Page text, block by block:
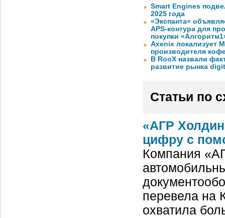
Smart Engines
2025 года
«Экспанта»
APS-контура для
покупки
Axenix локализует
производителя
В RooX назвали
развитие рынка
Статьи по
«АГР
цифру с
Компания
перевела на
охватила